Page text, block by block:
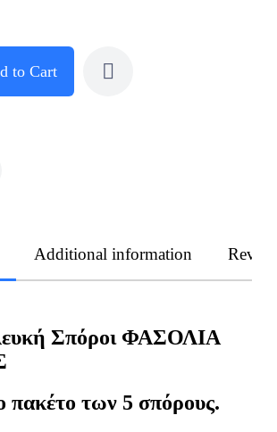
to Cart
Additional information
Σπόροι ΦΑΣΟΛΙΑ
πακέτο των 5 σπόρους.